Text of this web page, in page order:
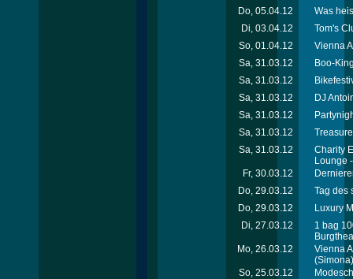
Do, 05.04.12
Was
Di, 03.04.12
Tom's
So, 01.04.12
Vienna
Sa, 31.03.12
Boo-
Sa, 31.03.12
Sa, 31.03.12
DJ
Sa, 31.03.12
Sa, 31.03.12
Sa, 31.03.12
Charity
Lounge
Fr, 30.03.12
Do, 29.03.12
Tag des
Do, 29.03.12
Luxury
Di, 27.03.12
1 bag
Mo, 26.03.12
Vienna
(Simona)
So, 25.03.12